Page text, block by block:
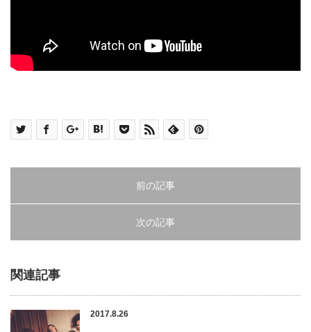
前の記事
次の記事
関連記事
2017.8.26